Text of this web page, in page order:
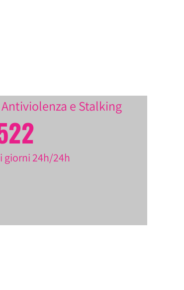
e Stalking
giorni 24h/24h